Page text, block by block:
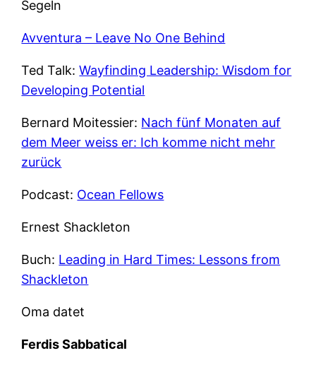
Segeln
Avventura – Leave No One Behind
Ted Talk:Wayfinding Leadership: Wisdom for
Developing Potential
Bernard Moitessier: Nach fünf Monaten auf
dem Meer weiss er: Ich komme nicht mehr
zurück
Podcast: Ocean Fellows
Ernest Shackleton
Buch: Leading in Hard Times: Lessons from
Shackleton
Oma datet
Ferdis Sabbatical